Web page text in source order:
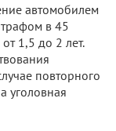
автомобилем
в 45
1,5 до 2 лет.
повторного
уголовная